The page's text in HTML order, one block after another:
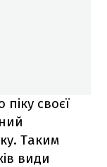
своєї
Таким
види